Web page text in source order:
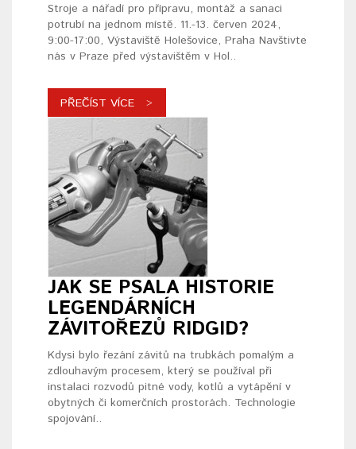
Stroje a nářadí pro přípravu, montáž a sanaci
potrubí na jednom místě. 11.-13. červen 2024,
9:00-17:00, Výstaviště Holešovice, Praha Navštivte
nás v Praze před výstavištěm v Hol..
PŘEČÍST VÍCE
JAK SE PSALA HISTORIE
LEGENDÁRNÍCH
ZÁVITOŘEZŮ RIDGID?
Kdysi bylo řezání závitů na trubkách pomalým a
zdlouhavým procesem, který se používal při
instalaci rozvodů pitné vody, kotlů a vytápění v
obytných či komerčních prostorách. Technologie
spojování..